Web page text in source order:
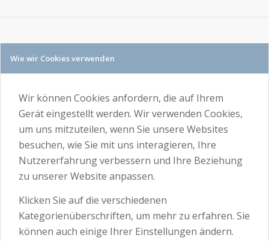
Wie wir Cookies verwenden
Wir können Cookies anfordern, die auf Ihrem
Gerät eingestellt werden. Wir verwenden Cookies,
um uns mitzuteilen, wenn Sie unsere Websites
besuchen, wie Sie mit uns interagieren, Ihre
Nutzererfahrung verbessern und Ihre Beziehung
zu unserer Website anpassen.
Klicken Sie auf die verschiedenen
Kategorienüberschriften, um mehr zu erfahren. Sie
können auch einige Ihrer Einstellungen ändern.